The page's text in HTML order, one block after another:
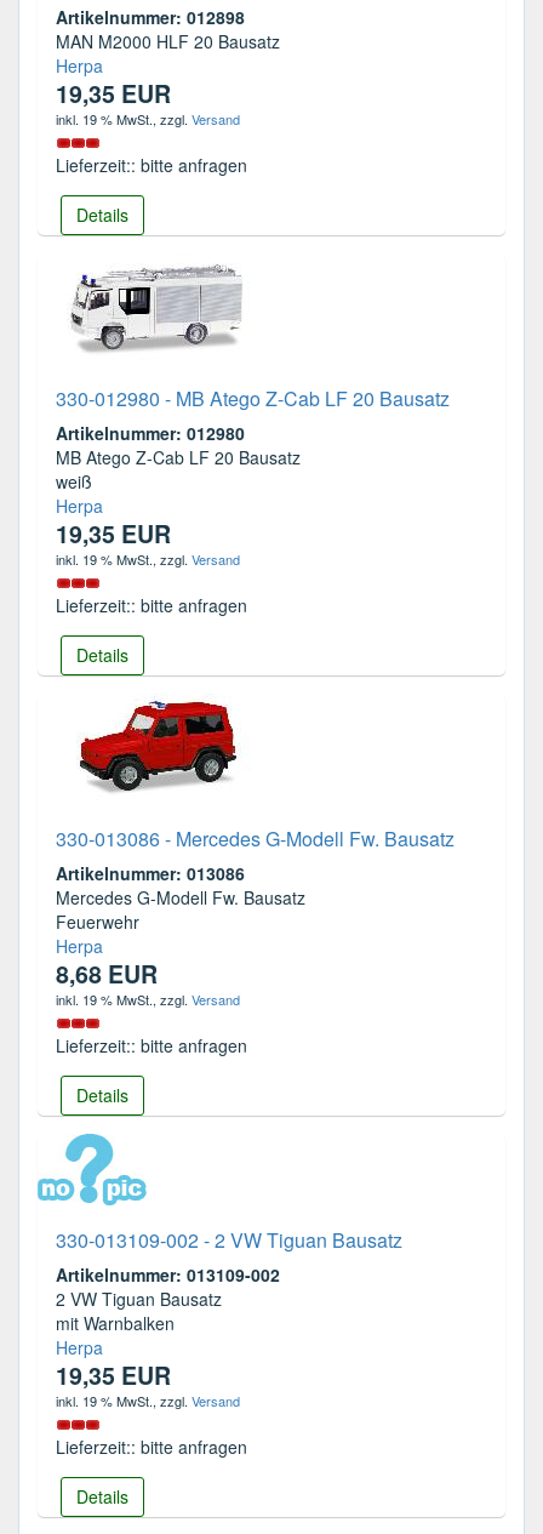
Artikelnummer: 012898
MAN M2000 HLF 20 Bausatz
Herpa
19,35 EUR
inkl. 19 % MwSt., zzgl. Versand
Lieferzeit:: bitte anfragen
Details
330-012980 - MB Atego Z-Cab LF 20 Bausatz
Artikelnummer: 012980
MB Atego Z-Cab LF 20 Bausatz
weiß
Herpa
19,35 EUR
inkl. 19 % MwSt., zzgl. Versand
Lieferzeit:: bitte anfragen
Details
330-013086 - Mercedes G-Modell Fw. Bausatz
Artikelnummer: 013086
Mercedes G-Modell Fw. Bausatz
Feuerwehr
Herpa
8,68 EUR
inkl. 19 % MwSt., zzgl. Versand
Lieferzeit:: bitte anfragen
Details
330-013109-002 - 2 VW Tiguan Bausatz
Artikelnummer: 013109-002
2 VW Tiguan Bausatz
mit Warnbalken
Herpa
19,35 EUR
inkl. 19 % MwSt., zzgl. Versand
Lieferzeit:: bitte anfragen
Details